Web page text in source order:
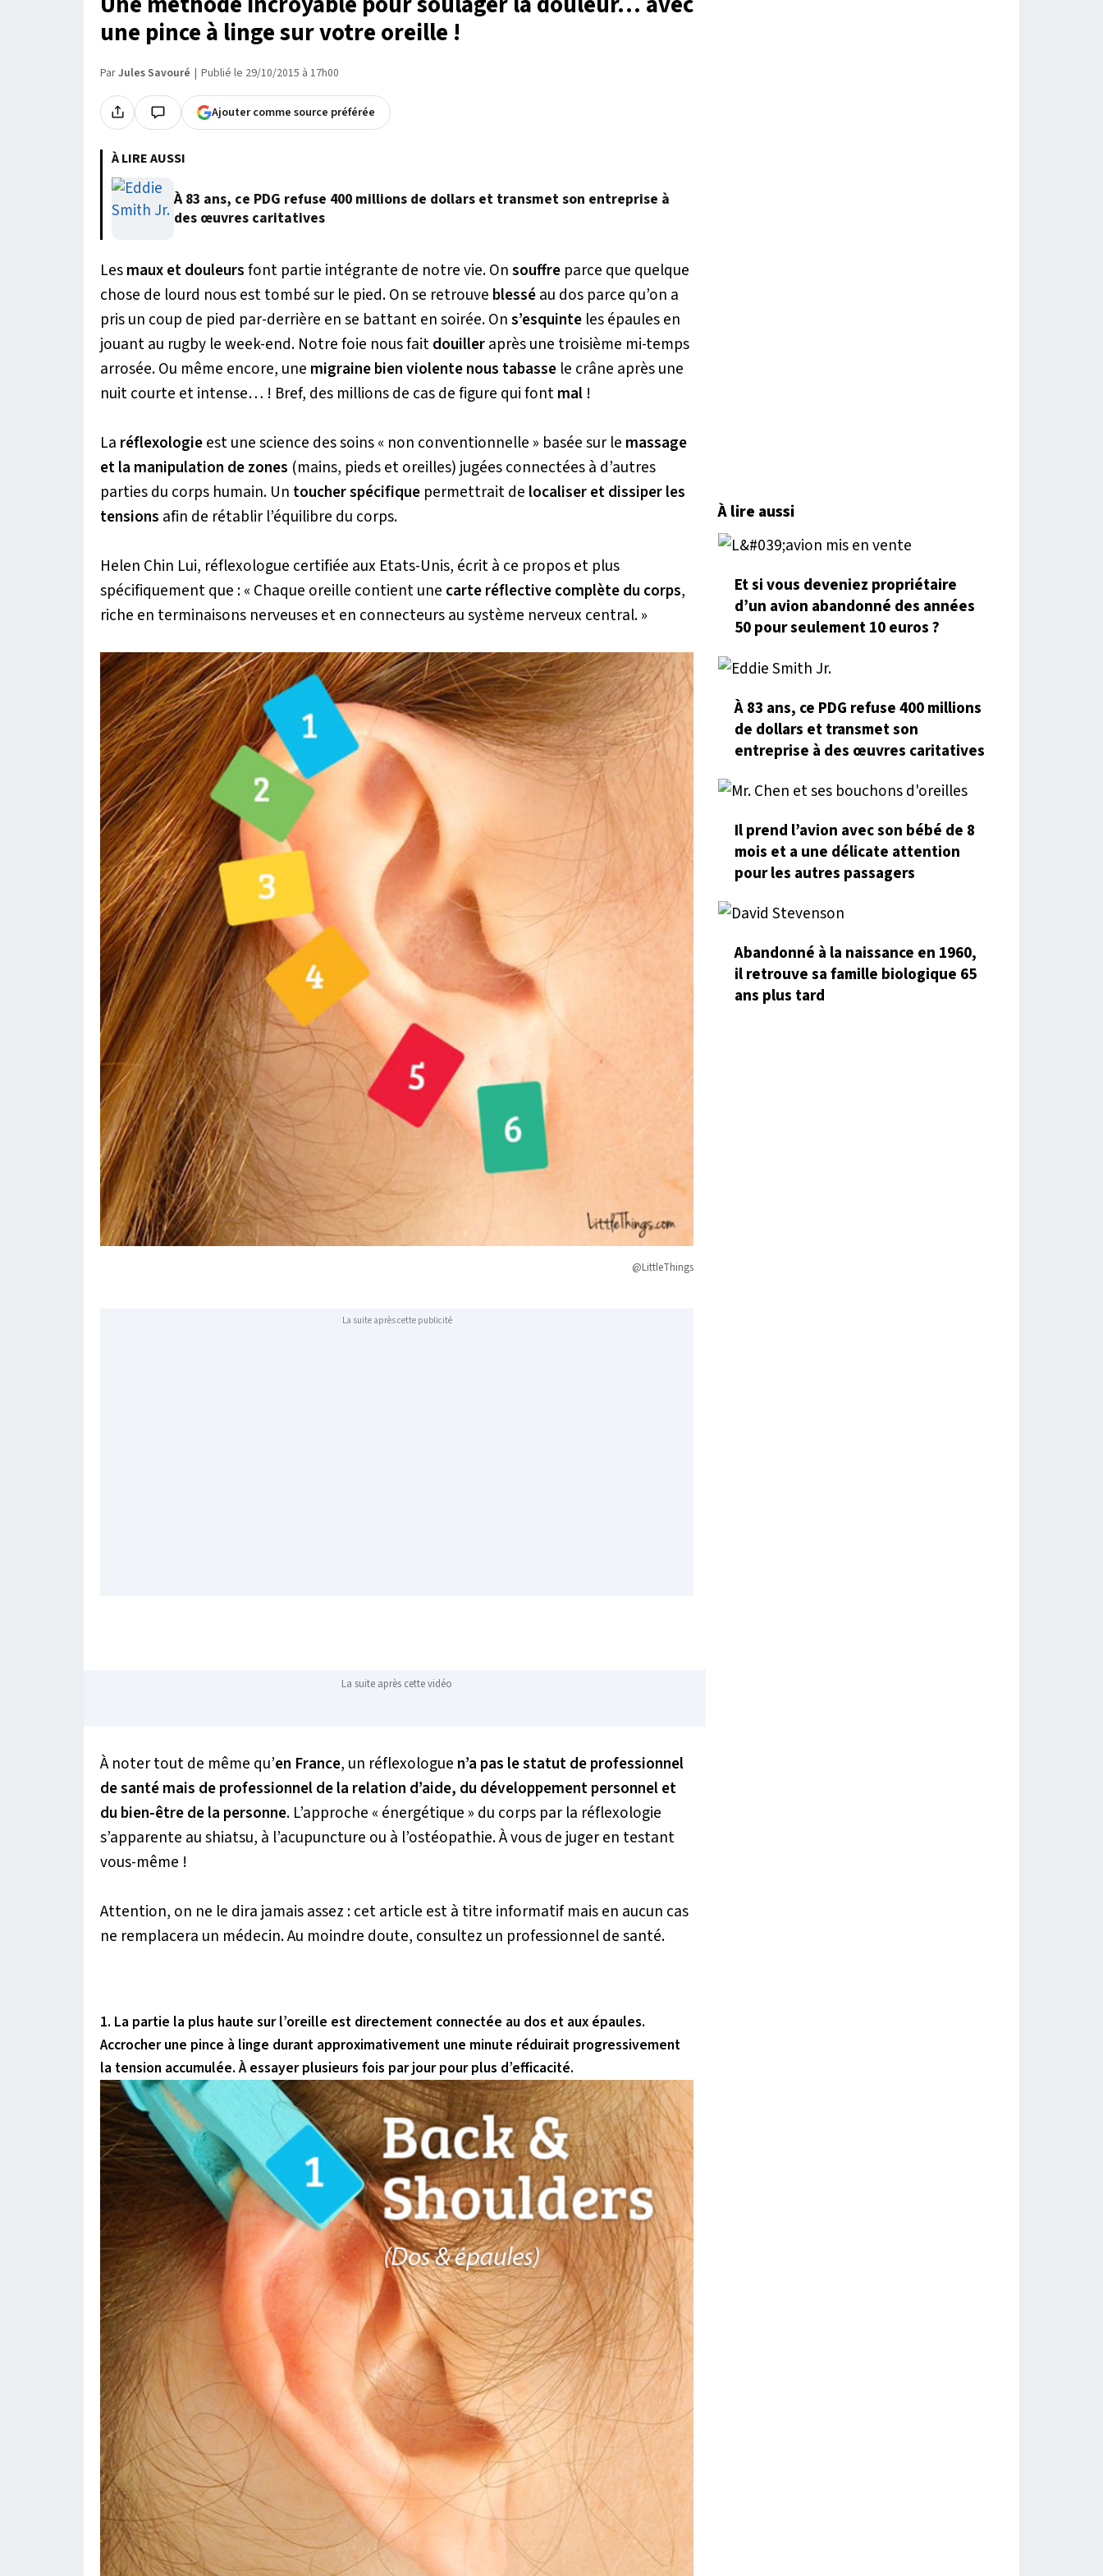
une pince à linge sur votre oreille !
ParJules Savouré Publié le 29/10/2015 à 17h00
Ajouter comme source préférée
À LIRE AUSSI
À 83 ans, ce PDG refuse 400 millions de dollars et transmet son entreprise à
des œuvres caritatives
Lesmaux et douleursfont partie intégrante de notre vie. Onsouffre parce que quelque
chose de lourd nous est tombé sur le pied. On se retrouve blesséau dos parce qu’on a
pris un coup de pied par-derrière en se battant en soirée. Ons’esquinte les épaules en
jouant au rugby le week-end. Notre foie nous faitdouilleraprès une troisième mi-temps
arrosée. Ou même encore, une migraine bien violente nous tabasse le crâne après une
nuit courte et intense… ! Bref, des millions de cas de figure qui fontmal !
La réflexologieest une science des soins « non conventionnelle » basée sur le massage
et la manipulation de zones (mains, pieds et oreilles) jugées connectées à d’autres
parties du corps humain. Un toucher spécifique permettrait de localiser et dissiper les
tensions afin de rétablir l’équilibre du corps.
Helen Chin Lui, réflexologue certifiée aux Etats-Unis, écrit à ce propos et plus
spécifiquement que : « Chaque oreille contient une carte réflective complète du corps,
riche en terminaisons nerveuses et en connecteurs au système nerveux central. »
@LittleThings
La suite après cette publicité
La suite après cette vidéo
À noter tout de même qu’en France, un réflexologue n’a pas le statut de professionnel
de santé mais de professionnel de la relation d’aide, du développement personnel et
du bien-être de la personne. L’approche « énergétique » du corps par la réflexologie
s’apparente au shiatsu, à l’acupuncture ou à l’ostéopathie. À vous de juger en testant
vous-même !
Attention, on ne le dira jamais assez : cet article est à titre informatif mais en aucun cas
ne remplacera un médecin. Au moindre doute, consultez un professionnel de santé.
1. La partie la plus haute sur l’oreille est directement connectée au dos et aux épaules.
Accrocher une pince à linge durant approximativement une minute réduirait progressivement
la tension accumulée. À essayer plusieurs fois par jour pour plus d’efficacité.
À lire aussi
Et si vous deveniez propriétaire
d’un avion abandonné des années
50 pour seulement 10 euros ?
À 83 ans, ce PDG refuse 400 millions
de dollars et transmet son
entreprise à des œuvres caritatives
Il prend l’avion avec son bébé de 8
mois et a une délicate attention
pour les autres passagers
Abandonné à la naissance en 1960,
il retrouve sa famille biologique 65
ans plus tard